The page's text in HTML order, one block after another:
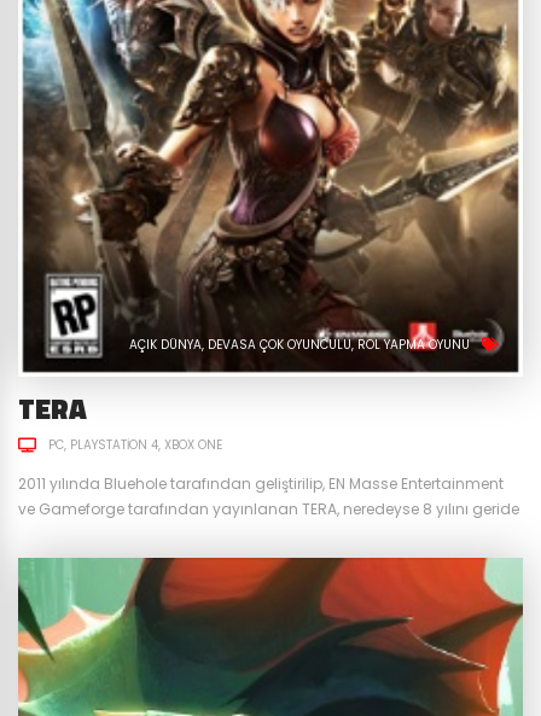
AÇIK DÜNYA DEVASA ÇOK OYUNCULU ROL YAPMA OYUNU
TERA
PC PLAYSTATION 4 XBOX ONE
2011 yılında Bluehole tarafından geliştirilip, EN Masse Entertainment
ve Gameforge tarafından yayınlanan TERA, neredeyse 8 yılını geride
başında geliyor. Bunun nedenlerine sırasıyla göz atalım. Dinamik
Dövüş Sistemi TERA‘yı diğer oyunlardan ayıran en önemli noktası
dövüş mekanikleri. Hatta öyle ki TERA’nın kendine has dövüş
mekanikleri birçok MMORPG...